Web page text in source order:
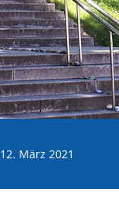
12. März 2021